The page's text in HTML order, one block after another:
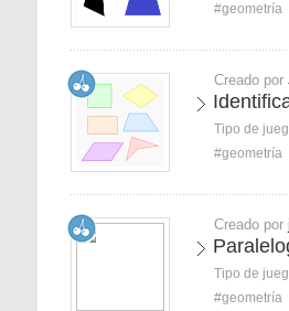
#geometría
Creado por
Tipo de
#geometría
Creado por
Tipo de
#geometría